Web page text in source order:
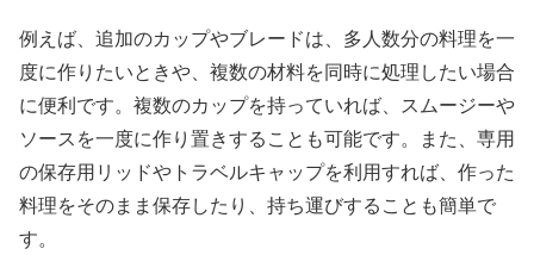
例えば、追加のカップやブレードは、多人数分の料理を一
度に作りたいときや、複数の材料を同時に処理したい場合
に便利です。複数のカップを持っていれば、スムージーや
ソースを一度に作り置きすることも可能です。また、専用
の保存用リッドやトラベルキャップを利用すれば、作った
料理をそのまま保存したり、持ち運びすることも簡単で
す。